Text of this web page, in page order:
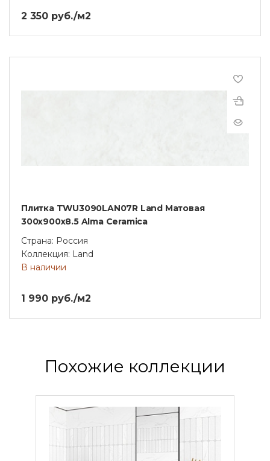
2 350 руб./м2
Плитка TWU3090LAN07R Land Матовая
300x900x8.5 Alma Ceramica
Страна: Россия
Коллекция: Land
В наличии
1 990 руб./м2
Похожие коллекции